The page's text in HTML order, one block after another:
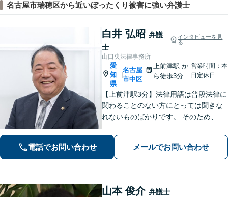
名古屋市瑞穂区から近いぼったくり被害に強い弁護士
白井 弘昭 弁護
士
インタビューを見
る
山口央法律事務所
愛
知
県
|
名古屋
市中区
上前津駅か
ら徒歩3分
営業時間：本
日定休日
【上前津駅3分】法律用語は普段法律に
関わることのない方にとっては聞きな
れないものばかりです。 そのため、な
からの対応を説明させていただきま
す。最善の解決策は何なのかを共に考
え、解決までサポートさせていただき
ます。
電話でお問い合わせ メールでお問い合わせ
山本 俊介 弁護士